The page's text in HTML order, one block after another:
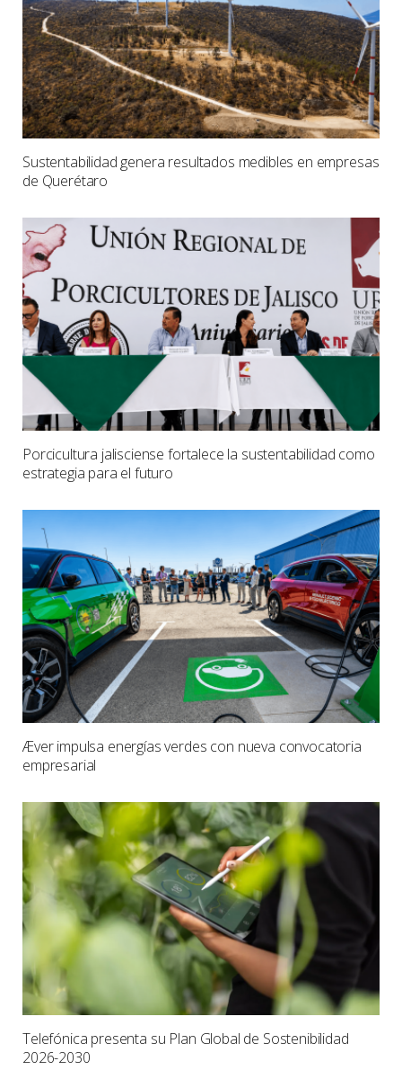
Sustentabilidad genera resultados medibles en empresas
de Querétaro
Porcicultura jalisciense fortalece la sustentabilidad como
estrategia para el futuro
Æver impulsa energías verdes con nueva convocatoria
empresarial
Telefónica presenta su Plan Global de Sostenibilidad
2026-2030